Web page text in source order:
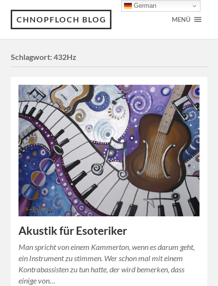
CHNOPFLOCH BLOG MENÜ
Schlagwort:432Hz
Akustik für Esoteriker
Man spricht von einem Kammerton, wenn es darum geht,
ein Instrument zu stimmen. Wer schon mal mit einem
Kontrabassisten zu tun hatte, der wird bemerken, dass
einige von…
German